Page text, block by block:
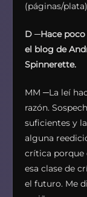
(páginas/
D ─Hace
el blog de
Spinnerette.
MM ─La leí
razón.
suficientes y
alguna
crítica porque
esa clase de
el futuro. Me